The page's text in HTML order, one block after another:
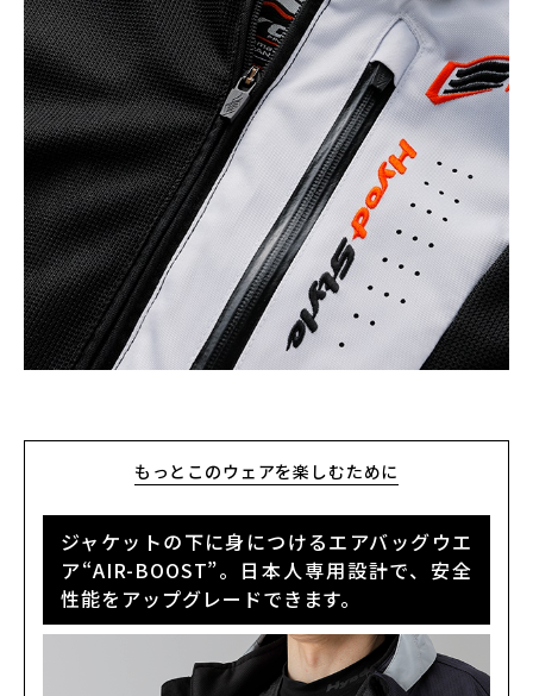
もっとこのウェアを楽しむために
ジャケットの下に身につけるエアバッグウエ
ア“AIR-BOOST”。日本人専用設計で、安全
性能をアップグレードできます。